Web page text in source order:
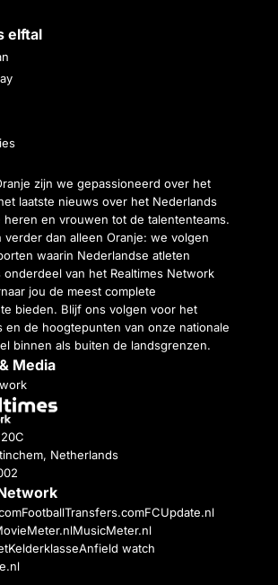
elftal
zijn we gepassioneerd over het
laatste nieuws over het Nederlands
heren en vrouwen tot de talententeams.
verder dan alleen Oranje: we volgen
waarin Nederlandse atleten
onderdeel van het Realtimes Network
jou de meest complete
bieden. Blijf ons volgen voor het
en de hoogtepunten van onze nationale
binnen als buiten de landsgrenzen.
Media
Netherlands
FootballTransfers.comFCUpdate.nl
MusicMeter.nl
KelderklasseAnfield watch